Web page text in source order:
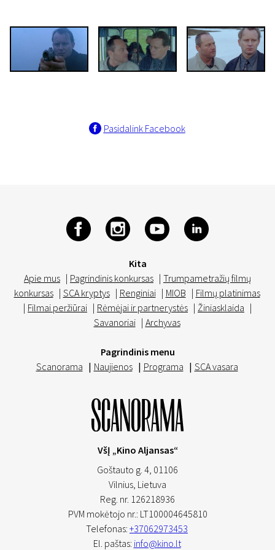
Pasidalink Facebook
Kita
Apie mus | Pagrindinis konkursas | Trumpametražių filmų
konkursas | SCA kryptys | Renginiai | MIOB | Filmų platinimas
| Filmai peržiūrai | Rėmėjai ir partnerystės | Žiniasklaida |
Savanoriai | Archyvas
Pagrindinis menu
Scanorama | Naujienos | Programa | SCA vasara
VšĮ „Kino Aljansas“
Goštauto g. 4, 01106
Vilnius, Lietuva
Reg. nr. 126218936
PVM mokėtojo nr.: LT100004645810
Telefonas: +37062973453
El. paštas: info@kino.lt